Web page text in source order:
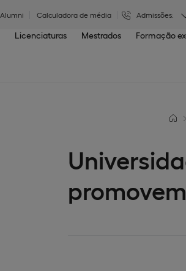
Alumni Calculadora de média Admissões:
Licenciaturas Mestrados Formação